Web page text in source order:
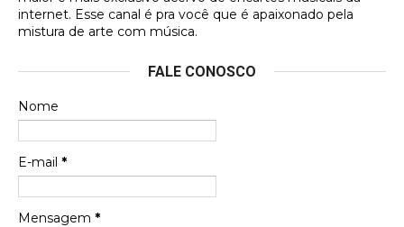
Francierton
futuras aquisições, e olhando o encarte aqui, me
Francierton
Espero que tenham sentido minha falta, informo
que estou de volta para trazer mais contribuições
internet. Esse canal é pra você que é apaixonado pela
mistura de arte com música.
FALE CONOSCO
Nome
E-mail *
Mensagem *